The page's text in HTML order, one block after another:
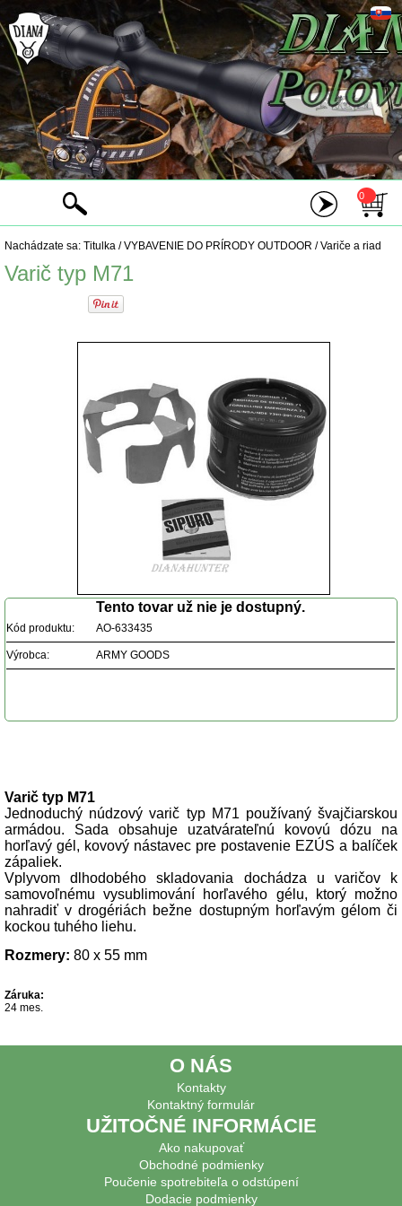
0
Nachádzate sa: Titulka /VYBAVENIE DO PRÍRODY OUTDOOR /Variče a riad
Varič typ M71
Tento tovar už nie je dostupný.
Kód produktu: AO-633435
Výrobca: ARMY GOODS
Varič typ M71
Jednoduchý núdzový varič typ M71 používaný švajčiarskou
armádou. Sada obsahuje uzatvárateľnú kovovú dózu na
horľavý gél, kovový nástavec pre postavenie EZÚS a balíček
zápaliek.
Vplyvom dlhodobého skladovania dochádza u varičov k
samovoľnému vysublimování horľavého gélu, ktorý možno
nahradiť v drogériách bežne dostupným horľavým gélom či
kockou tuhého liehu.
Rozmery: 80 x 55 mm
Záruka:
24 mes.
O NÁS
Kontakty
Kontaktný formulár
UŽITOČNÉ INFORMÁCIE
Ako nakupovať
Obchodné podmienky
Poučenie spotrebiteľa o odstúpení
Dodacie podmienky